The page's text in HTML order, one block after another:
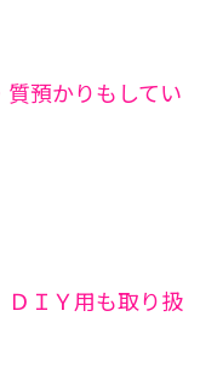
預かりもしてい
ＩＹ用も取り扱